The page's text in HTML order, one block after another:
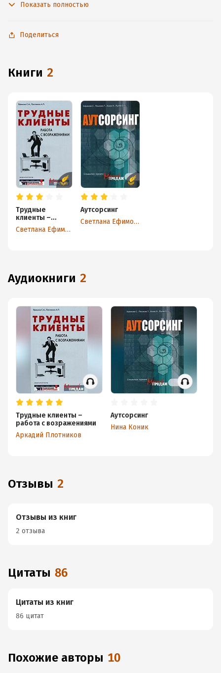
с любимыми произведениями даже без подключения
Показать полностью
Поделиться
книги 2
Трудные
клиенты –
работа с
возражениямиСветлана Ефимова
Аутсорсинг
Светлана Ефимова
аудиокниги 2
Трудные клиенты –
работа с возражениями
Аркадий Плотников
Аутсорсинг
Нина Коник
Отзывы 2
Отзывы из книг
2 отзыва
Цитаты 86
Цитаты из книг
86 цитат
Похожие авторы 10